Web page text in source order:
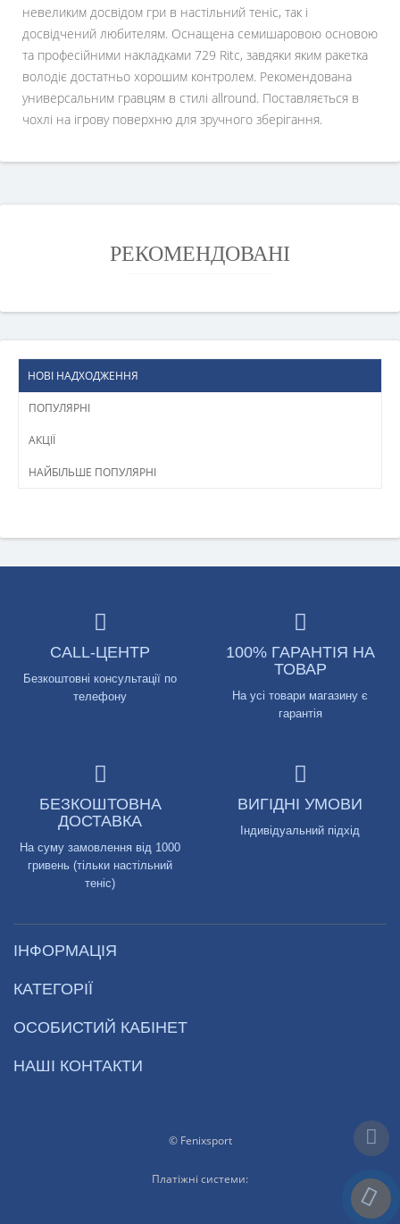
невеликим досвідом гри в настільний теніс, так і
досвідчений любителям. Оснащена семишаровою основою
та професійними накладками 729 Ritc, завдяки яким ракетка
володіє достатньо хорошим контролем. Рекомендована
универсальним гравцям в стилі allround. Поставляється в
чохлі на ігрову поверхню для зручного зберігання.
РЕКОМЕНДОВАНІ
НОВІ НАДХОДЖЕННЯ
ПОПУЛЯРНІ
АКЦІЇ
НАЙБІЛЬШЕ ПОПУЛЯРНІ
CALL-ЦЕНТР
Безкоштовні консультації по
телефону
100% ГАРАНТІЯ НА
ТОВАР
На усі товари магазину є
гарантія
БЕЗКОШТОВНА
ДОСТАВКА
На суму замовлення від 1000
гривень (тільки настільний
теніс)
ВИГІДНІ УМОВИ
Індивідуальний підхід
ІНФОРМАЦІЯ
КАТЕГОРІЇ
ОСОБИСТИЙ КАБІНЕТ
НАШІ КОНТАКТИ
© Fenixsport
Платіжні системи: